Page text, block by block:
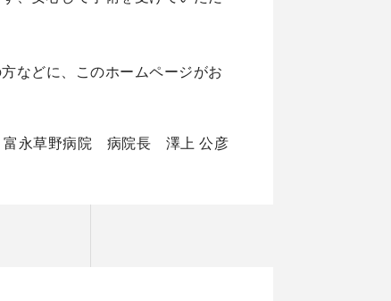
などに、このホームページがお
富永草野病院 病院長 澤上 公彦